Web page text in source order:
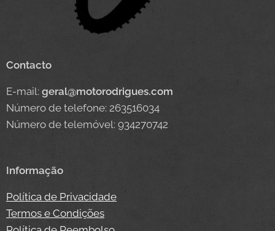
Contacto
E-mail: geral@motorodrigues.com
Número de telefone: 263516034
Número de telemóvel: 934270742
Informação
Política de Privacidade
Termos e Condições